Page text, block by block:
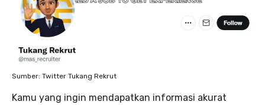
Sumber: Twitter Tukang Rekrut
Kamu yang ingin mendapatkan informasi akurat